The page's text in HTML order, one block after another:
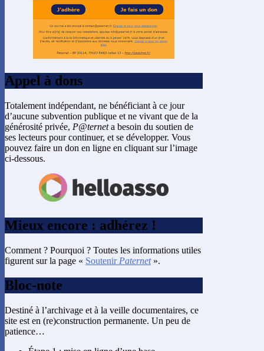
Appel à dons
Totalement indépendant, ne bénéficiant à ce jour
d’aucune subvention publique et ne vivant que de la
générosité privée, P@terneta besoin du soutien de
ses lecteurs pour continuer, et se développer. Vous
pouvez faire un don en ligne en cliquant sur l’image
ci-dessous.
Mieux encore : adhérez !
Comment ? Pourquoi ? Toutes les informations utiles
figurent sur la page « Soutenir Paternet».
Bloc-note
Destiné à l’archivage et à la veille documentaires, ce
site est en (re)construction permanente. Un peu de
patience…